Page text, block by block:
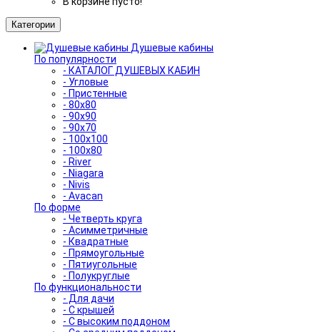
Категории
Душевые кабины
По популярности
- КАТАЛОГ ДУШЕВЫХ КАБИН
- Угловые
- Пристенные
- 80x80
- 90x90
- 90x70
- 100x100
- 100x80
- River
- Niagara
- Nivis
- Avacan
По форме
- Четверть круга
- Асимметричные
- Квадратные
- Прямоугольные
- Пятиугольные
- Полукруглые
По функциональности
- Для дачи
- С крышей
- С высоким поддоном